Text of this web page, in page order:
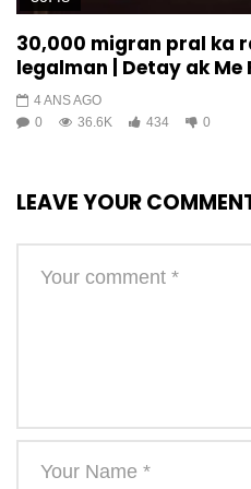
30,000 migran pral ka
legalman | Detay ak Me
4 ANS AGO
0
36.6K 434 0
LEAVE YOUR